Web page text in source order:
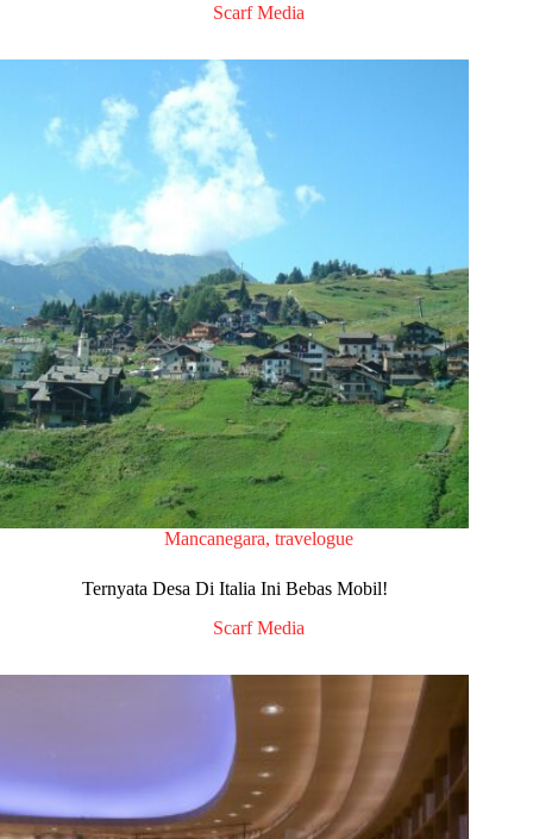
Scarf Media
Mancanegara, travelogue
Ternyata Desa Di Italia Ini Bebas Mobil!
Scarf Media